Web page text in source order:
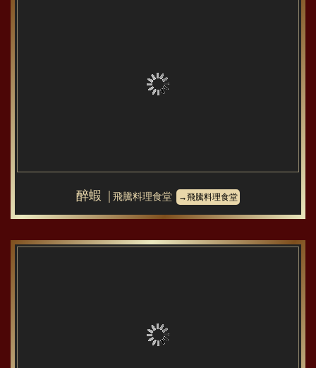
醉蝦 │飛騰料理食堂 →飛騰料理食堂